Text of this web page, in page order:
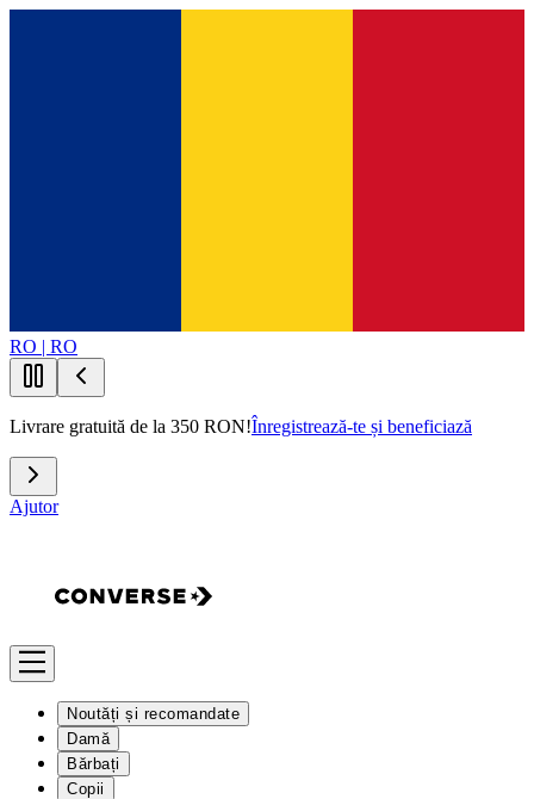
RO | RO
Livrare gratuită de la 350 RON!Înregistrează-te și beneficiază
Ajutor
Noutăți și recomandate
Damă
Bărbați
Copii